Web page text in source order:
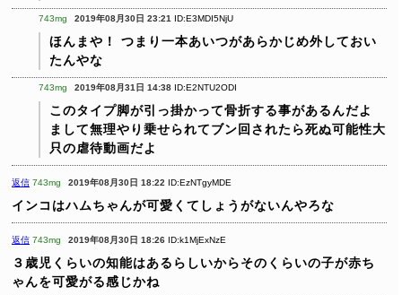
743mg 2019年08月30日 23:21 ID:E3MDI5NjU
ほんまや！
つまり一本あいつがあらかじめ外しておい
たんやな
743mg 2019年08月31日 14:38 ID:E2NTU2ODI
このタイプ脚が引っ掛かって骨折する事があるんだよ
まして無理やり乗せられてブン回されたら死ぬ可能性大
只の虐待動画だよ
返信 743mg 2019年08月30日 18:22 ID:EzNTgyMDE
インコはハムちゃんが可愛くてしょうがないんやろな
返信 743mg 2019年08月30日 18:26 ID:k1MjExNzE
３歳児くらいの知能はあるらしいからそのくらいの子が赤ち
ゃんを可愛がる感じかね